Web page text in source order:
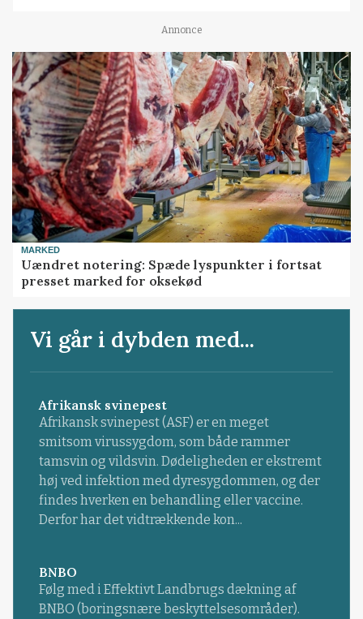
Annonce
MARKED
Uændret notering: Spæde lyspunkter i fortsat
presset marked for oksekød
Vi går i dybden med...
Afrikansk svinepest
Afrikansk svinepest (ASF) er en meget
smitsom virussygdom, som både rammer
tamsvin og vildsvin. Dødeligheden er ekstremt
høj ved infektion med dyresygdommen, og der
findes hverken en behandling eller vaccine.
Derfor har det vidtrækkende kon...
BNBO
Følg med i Effektivt Landbrugs dækning af
BNBO (boringsnære beskyttelsesområder).